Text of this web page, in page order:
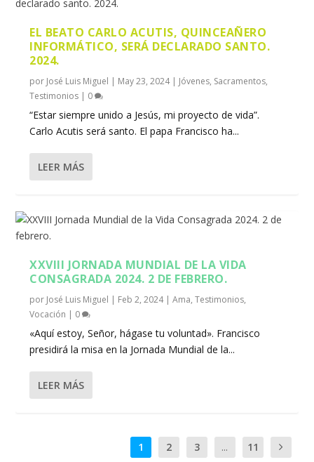
EL BEATO CARLO ACUTIS, QUINCEAÑERO
INFORMÁTICO, SERÁ DECLARADO SANTO.
2024.
por José Luis Miguel | May 23, 2024| Jóvenes, Sacramentos,
Testimonios | 0
“Estar siempre unido a Jesús, mi proyecto de vida”.
Carlo Acutis será santo. El papa Francisco ha...
LEER MÁS
XXVIII JORNADA MUNDIAL DE LA VIDA
CONSAGRADA 2024. 2 DE FEBRERO.
por José Luis Miguel | Feb 2, 2024|Ama,Testimonios,
Vocación | 0
«Aquí estoy, Señor, hágase tu voluntad». Francisco
presidirá la misa en la Jornada Mundial de la...
LEER MÁS
1 2 3 ... 11